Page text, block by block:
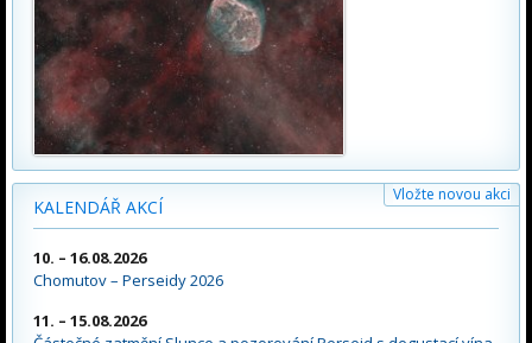
KALENDÁŘ AKCÍ
Vložte novou akci
10. – 16.08.2026
Chomutov – Perseidy 2026
11. – 15.08.2026